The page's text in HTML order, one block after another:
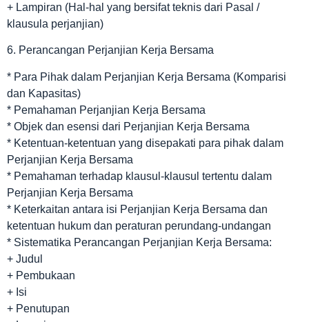
+ Lampiran (Hal-hal yang bersifat teknis dari Pasal /
klausula perjanjian)
6. Perancangan Perjanjian Kerja Bersama
* Para Pihak dalam Perjanjian Kerja Bersama (Komparisi
dan Kapasitas)
* Pemahaman Perjanjian Kerja Bersama
* Objek dan esensi dari Perjanjian Kerja Bersama
* Ketentuan-ketentuan yang disepakati para pihak dalam
Perjanjian Kerja Bersama
* Pemahaman terhadap klausul-klausul tertentu dalam
Perjanjian Kerja Bersama
* Keterkaitan antara isi Perjanjian Kerja Bersama dan
ketentuan hukum dan peraturan perundang-undangan
* Sistematika Perancangan Perjanjian Kerja Bersama:
+ Judul
+ Pembukaan
+ Isi
+ Penutupan